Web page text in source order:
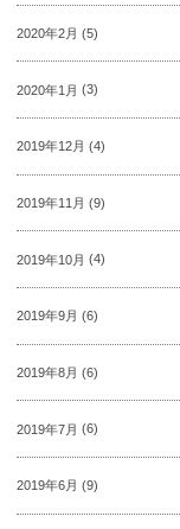
2020年2月 (5)
2020年1月 (3)
2019年12月 (4)
2019年11月 (9)
2019年10月 (4)
2019年9月 (6)
2019年8月 (6)
2019年7月 (6)
2019年6月 (9)